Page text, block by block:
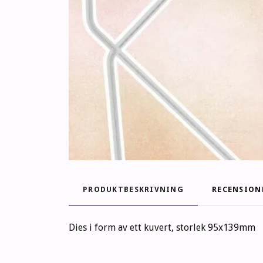
PRODUKTBESKRIVNING
Dies i form av ett kuvert, storlek 95x139mm